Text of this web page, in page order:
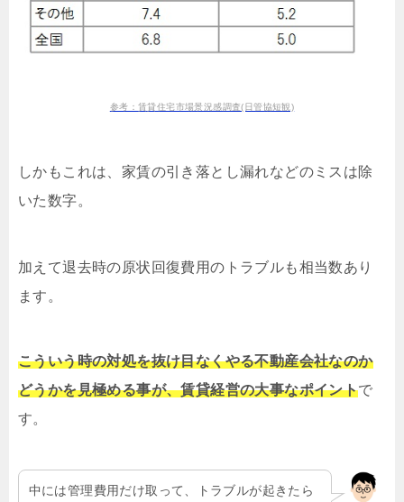
参考：賃貸住宅市場景況感調査(日管協短観)
しかもこれは、家賃の引き落とし漏れなどのミスは除
いた数字。
加えて退去時の原状回復費用のトラブルも相当数あり
ます。
こういう時の対処を抜け目なくやる不動産会社なのか
どうかを見極める事が、賃貸経営の大事なポイントで
す。
中には管理費用だけ取って、トラブルが起きたら